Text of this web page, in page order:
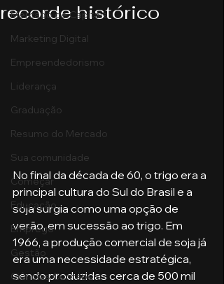
Mercado de Capitais
Marketing Digital
Empreendedorismo
Liderança
Graduação
Resumo do Mercado
Sua comunidade
Começar
Educação
Emprego
Gestão
Ciências Contábeis
recorde histórico
No final da década de 60, o trigo era a
principal cultura do Sul do Brasil e a
soja surgia como uma opção de
verão, em sucessão ao trigo. Em
1966, a produção comercial de soja já
era uma necessidade estratégica,
sendo produzidas cerca de 500 mil